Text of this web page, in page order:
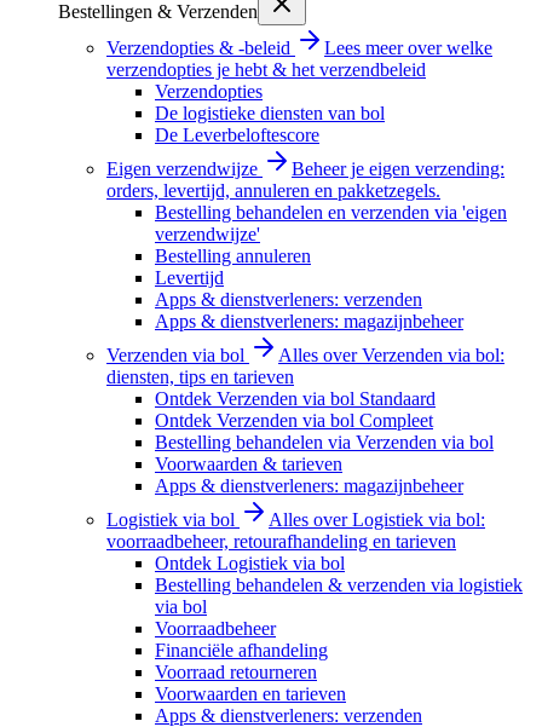
Bestellingen & Verzenden
Verzendopties & -beleid
Lees meer over welke
verzendopties je hebt & het verzendbeleid
Verzendopties
De logistieke diensten van bol
De Leverbeloftescore
Eigen verzendwijze
Beheer je eigen verzending:
orders, levertijd, annuleren en pakketzegels.
Bestelling behandelen en verzenden via 'eigen
verzendwijze'
Bestelling annuleren
Levertijd
Apps & dienstverleners: verzenden
Apps & dienstverleners: magazijnbeheer
Verzenden via bol
Alles over Verzenden via bol:
diensten, tips en tarieven
Ontdek Verzenden via bol Standaard
Ontdek Verzenden via bol Compleet
Bestelling behandelen via Verzenden via bol
Voorwaarden & tarieven
Apps & dienstverleners: magazijnbeheer
Logistiek via bol
Alles over Logistiek via bol:
voorraadbeheer, retourafhandeling en tarieven
Ontdek Logistiek via bol
Bestelling behandelen & verzenden via logistiek
via bol
Voorraadbeheer
Financiële afhandeling
Voorraad retourneren
Voorwaarden en tarieven
Apps & dienstverleners: verzenden